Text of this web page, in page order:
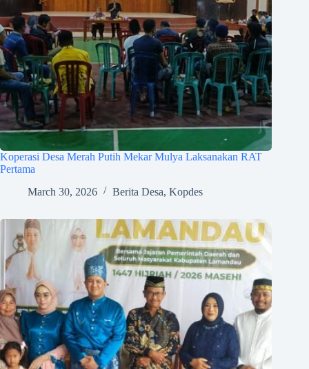
Koperasi Desa Merah Putih Mekar Mulya Laksanakan RAT
Pertama
March 30, 2026
Berita Desa, Kopdes